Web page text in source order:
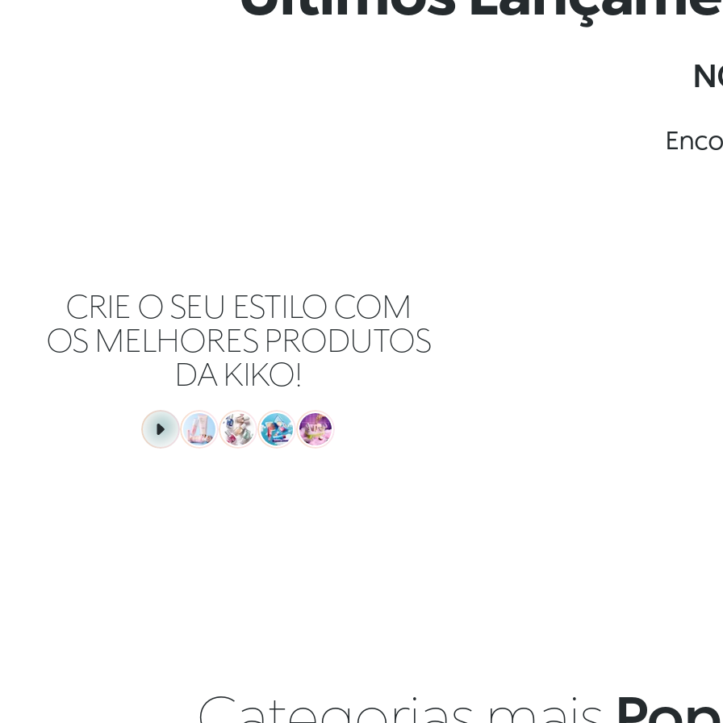
CRIE O SEU ESTILO COM
OS MELHORES PRODUTOS
DA KIKO!